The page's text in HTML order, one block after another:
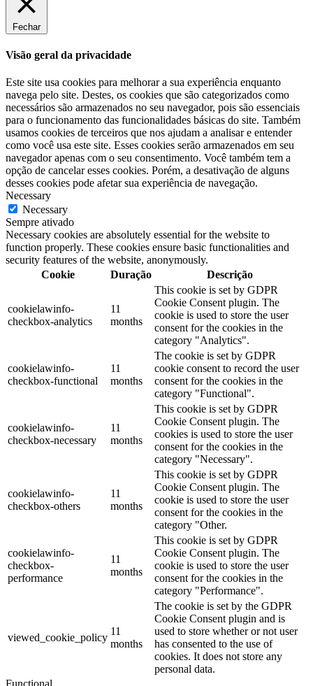
Fechar
Visão geral da privacidade
Este site usa cookies para melhorar a sua experiência enquanto
navega pelo site. Destes, os cookies que são categorizados como
necessários são armazenados no seu navegador, pois são essenciais
para o funcionamento das funcionalidades básicas do site. Também
usamos cookies de terceiros que nos ajudam a analisar e entender
como você usa este site. Esses cookies serão armazenados em seu
navegador apenas com o seu consentimento. Você também tem a
opção de cancelar esses cookies. Porém, a desativação de alguns
desses cookies pode afetar sua experiência de navegação.
Necessary
Necessary
Sempre ativado
Necessary cookies are absolutely essential for the website to
function properly. These cookies ensure basic functionalities and
security features of the website, anonymously.
Cookie
Duração Descrição
cookielawinfo-
checkbox-analytics
11
months
This cookie is set by GDPR
Cookie Consent plugin. The
cookie is used to store the user
consent for the cookies in the
category "Analytics".
cookielawinfo-
checkbox-functional
11
months
The cookie is set by GDPR
cookie consent to record the user
consent for the cookies in the
category "Functional".
cookielawinfo-
checkbox-necessary
11
months
This cookie is set by GDPR
Cookie Consent plugin. The
cookies is used to store the user
consent for the cookies in the
category "Necessary".
cookielawinfo-
checkbox-others
11
months
This cookie is set by GDPR
Cookie Consent plugin. The
cookie is used to store the user
consent for the cookies in the
category "Other.
cookielawinfo-
checkbox-
performance
11
months
This cookie is set by GDPR
Cookie Consent plugin. The
cookie is used to store the user
consent for the cookies in the
category "Performance".
viewed_cookie_policy
11
months
The cookie is set by the GDPR
Cookie Consent plugin and is
used to store whether or not user
has consented to the use of
cookies. It does not store any
personal data.